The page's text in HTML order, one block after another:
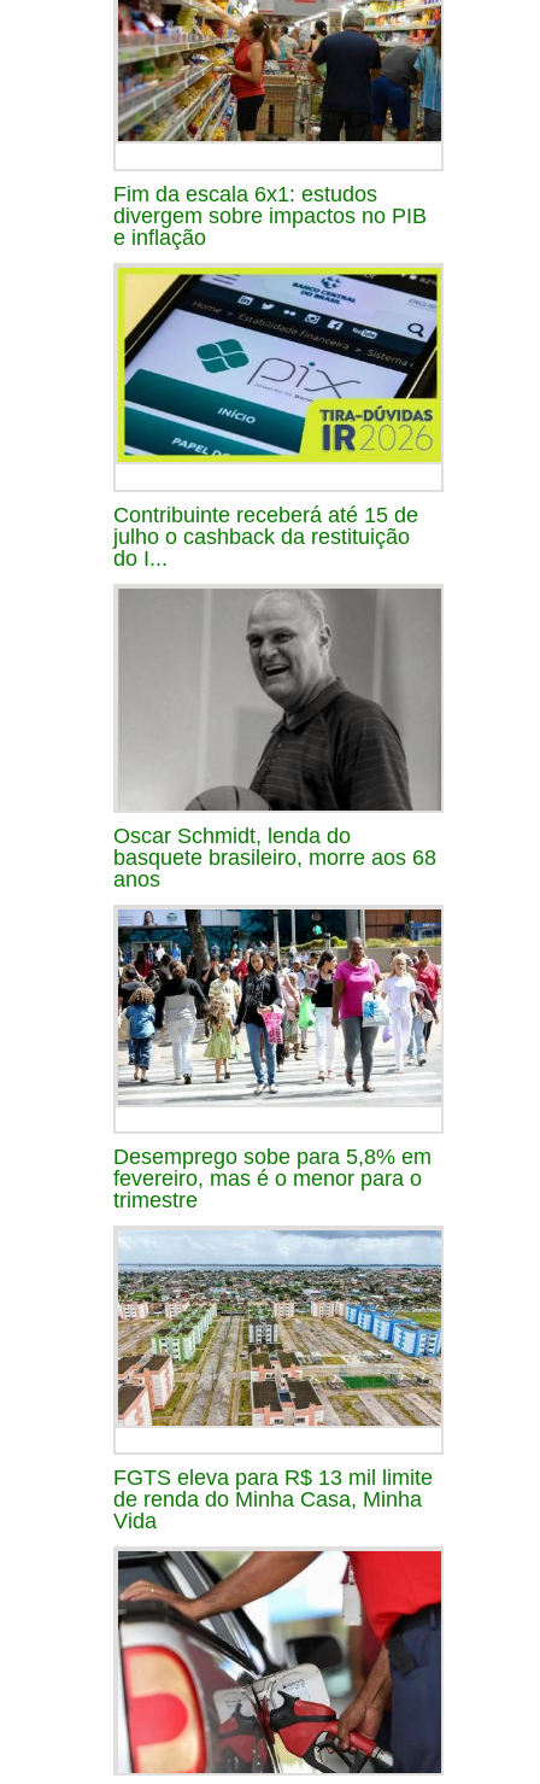
Fim da escala 6x1: estudos
divergem sobre impactos no PIB
e inflação
Contribuinte receberá até 15 de
julho o cashback da restituição
do I...
Oscar Schmidt, lenda do
basquete brasileiro, morre aos 68
anos
Desemprego sobe para 5,8% em
fevereiro, mas é o menor para o
trimestre
FGTS eleva para R$ 13 mil limite
de renda do Minha Casa, Minha
Vida